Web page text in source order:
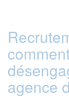
agence